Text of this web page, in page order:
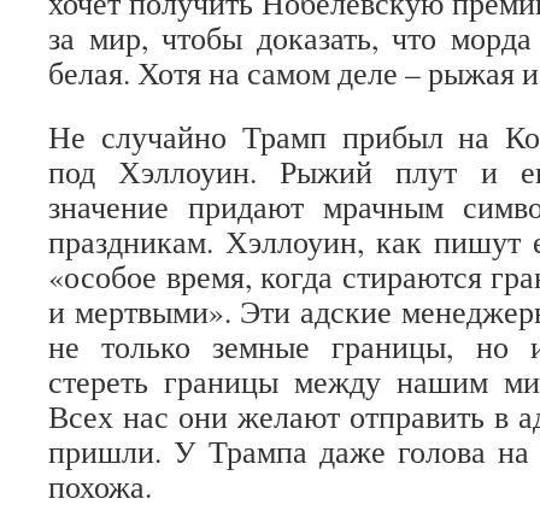
за мир, чтобы доказать, что
белая. Хотя на самом деле – рыжая
Не случайно Трамп прибыл на
под Хэллоуин. Рыжий плут и
значение придают мрачным
праздникам. Хэллоуин, как пишут
«особое время, когда стираются
и мертвыми». Эти адские
не только земные границы, но
стереть границы между нашим
Всех нас они желают отправить в
пришли. У Трампа даже голова на
похожа.